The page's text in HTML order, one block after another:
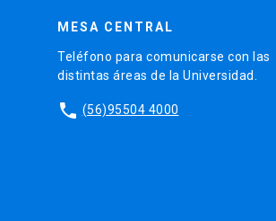
MESA CENTRAL
Teléfono para comunicarse con las
distintas áreas de la Universidad.
phone (56)95504 4000